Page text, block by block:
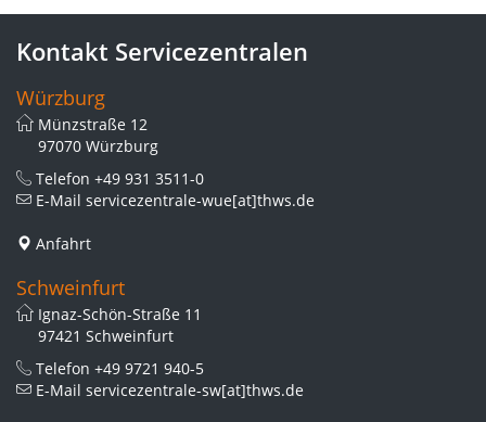
Kontakt Servicezentralen
Würzburg
Münzstraße 12
97070 Würzburg
Telefon +49 931 3511-0
E-Mail servicezentrale-wue[at]thws.de
Anfahrt
Schweinfurt
Ignaz-Schön-Straße 11
97421 Schweinfurt
Telefon +49 9721 940-5
E-Mail servicezentrale-sw[at]thws.de